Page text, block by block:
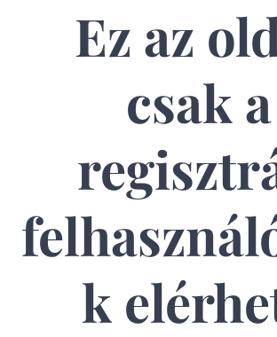
Ez az
csak a
k